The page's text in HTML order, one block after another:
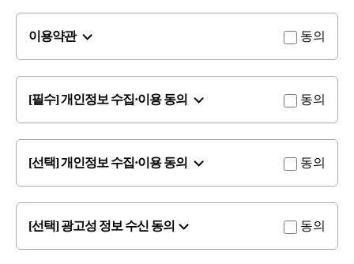
이용약관 동의
[필수] 개인정보 수집·이용 동의 동의
[선택] 개인정보 수집·이용 동의 동의
[선택] 광고성 정보 수신 동의 동의